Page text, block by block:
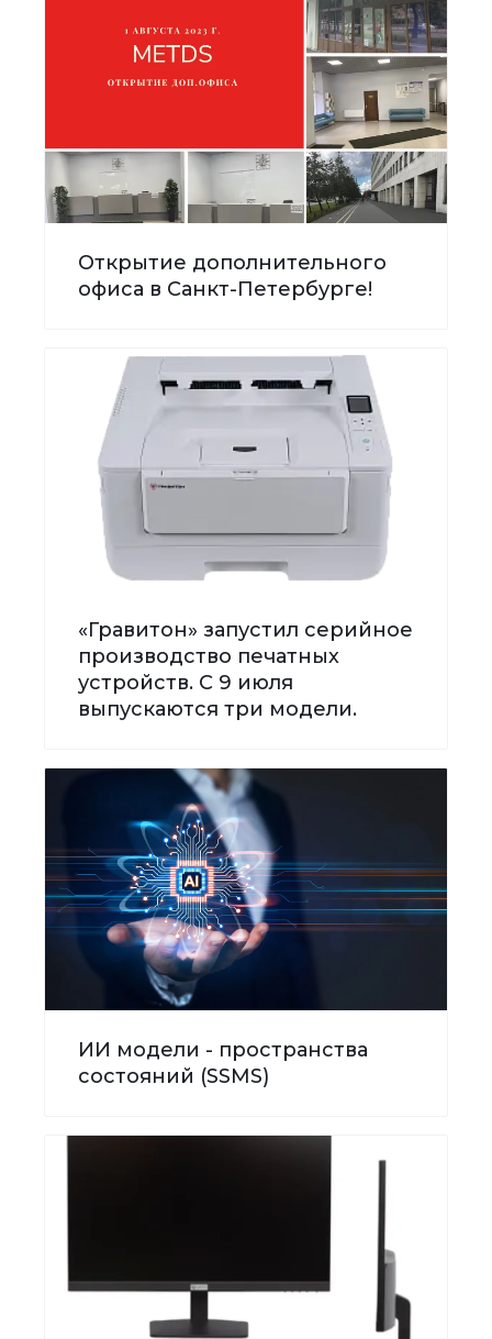
Открытие дополнительного
офиса в Санкт-Петербурге!
«Гравитон» запустил серийное
производство печатных
устройств. С 9 июля
выпускаются три модели.
ИИ модели - пространства
состояний (SSMS)